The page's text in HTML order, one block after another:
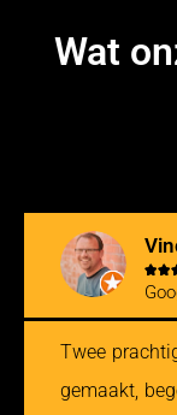
Wat

In short, go
deserves a